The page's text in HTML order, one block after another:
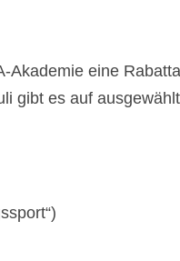
eine
gibt es auf